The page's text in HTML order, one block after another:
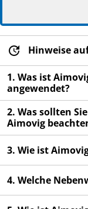
Wenn Sie
an Ihren
Dieses
Es kann
diese die
Wenn Sie
sich an
Hinweise
1. Was ist
angewendet?
2. Was sollten
Aimovig
3. Wie ist
4. Welche